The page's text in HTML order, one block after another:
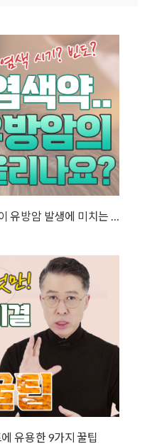
염색, 유방암 위험도를 올릴까? (염색이 유방암 발생에 미치는 영향력)
유용한 9가지 꿀팁